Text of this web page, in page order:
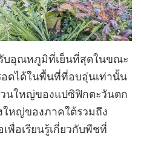
บอุณหภูมิที่เย็นที่สุดในขณะ
ดได้ในพื้นที่ที่อบอุ่นเท่านั้น
นใหญ่ของแปซิฟิกตะวันตก
ใหญ่ของภาคใต้รวมถึง
พื่อเรียนรู้เกี่ยวกับพืชที่